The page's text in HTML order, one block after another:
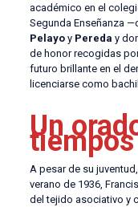
académico en el
Segunda Enseñanza
Pelayo yPereda y
de honor recogidas
futuro brillante en el
licenciarse como
Un
A pesar de su
verano de 1936,
del tejido asociativo y